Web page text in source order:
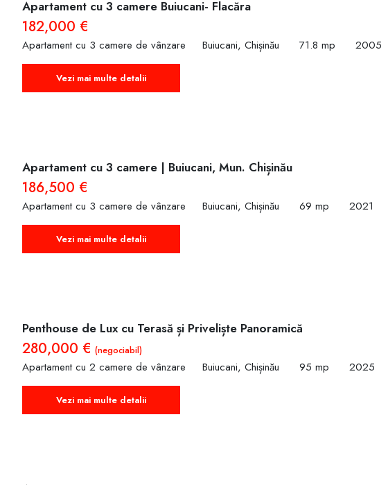
Apartament cu 3 camere Buiucani- Flacăra
182,000 €
Apartament cu 3 camere de vânzare Buiucani, Chișinău 71.8 mp 2005
Vezi mai multe detalii
Apartament cu 3 camere | Buiucani, Mun. Chișinău
186,500 €
Apartament cu 3 camere de vânzare Buiucani, Chișinău 69 mp 2021
Vezi mai multe detalii
Penthouse de Lux cu Terasă și Priveliște Panoramică
280,000 € (negociabil)
Apartament cu 2 camere de vânzare Buiucani, Chișinău 95 mp 2025
Vezi mai multe detalii